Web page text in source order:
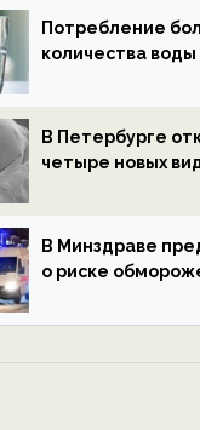
Потребление
количества
В Петербурге
четыре новых
экологии на
В Минздраве
о риске
на ECOportal